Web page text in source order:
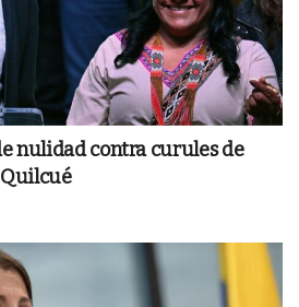
nulidad contra curules de